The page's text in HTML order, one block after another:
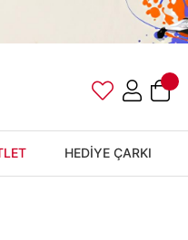
HEDİYE ÇARKI